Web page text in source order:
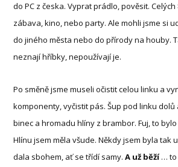
do PC z česka. Vyprat prádlo, pověsit.
zábava, kino, nebo party. Ale mohli jsme si
do jiného města nebo do přírody na houby.
neznají hříbky, nepoužívají je.
Po směně jsme museli očistit celou linku a
komponenty, vyčistit pás. Šup pod linku
binec a hromadu hlíny z brambor. Fuj, to
Hlínu jsem měla všude. Někdy jsem byla tak
dala sbohem, ať se třídí samy.A už běží… to